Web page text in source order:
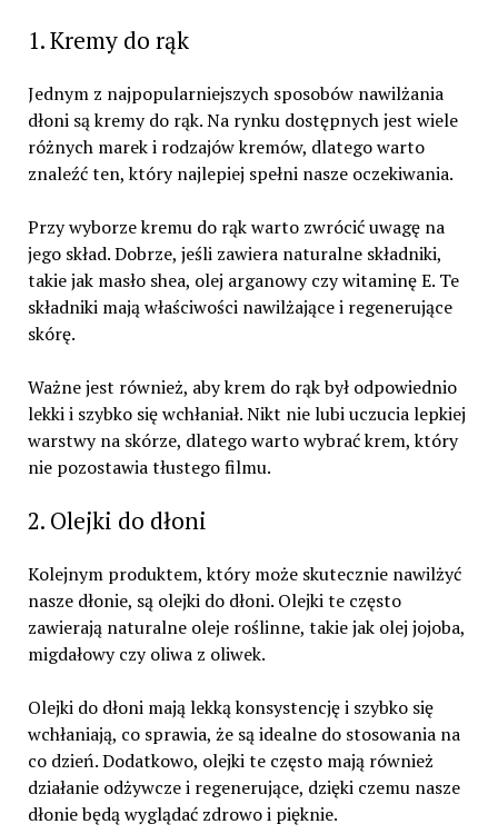
1. Kremy do rąk
Jednym z najpopularniejszych sposobów nawilżania
dłoni są kremy do rąk. Na rynku dostępnych jest wiele
różnych marek i rodzajów kremów, dlatego warto
znaleźć ten, który najlepiej spełni nasze oczekiwania.
Przy wyborze kremu do rąk warto zwrócić uwagę na
jego skład. Dobrze, jeśli zawiera naturalne składniki,
takie jak masło shea, olej arganowy czy witaminę E. Te
składniki mają właściwości nawilżające i regenerujące
skórę.
Ważne jest również, aby krem do rąk był odpowiednio
lekki i szybko się wchłaniał. Nikt nie lubi uczucia lepkiej
warstwy na skórze, dlatego warto wybrać krem, który
nie pozostawia tłustego filmu.
2. Olejki do dłoni
Kolejnym produktem, który może skutecznie nawilżyć
nasze dłonie, są olejki do dłoni. Olejki te często
zawierają naturalne oleje roślinne, takie jak olej jojoba,
migdałowy czy oliwa z oliwek.
Olejki do dłoni mają lekką konsystencję i szybko się
wchłaniają, co sprawia, że są idealne do stosowania na
co dzień. Dodatkowo, olejki te często mają również
działanie odżywcze i regenerujące, dzięki czemu nasze
dłonie będą wyglądać zdrowo i pięknie.